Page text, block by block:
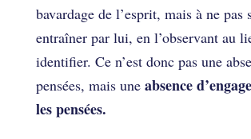
bavardage de l’esprit, mais à ne pas
entraîner par lui, en l’observant au
identifier. Ce n’est donc pas une
pensées, mais une absence
les pensées.